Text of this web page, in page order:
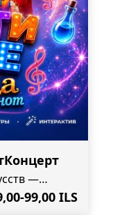
МультКонцерт
—
Ицхак
99,00 ILS